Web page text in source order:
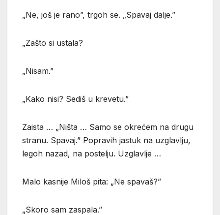
„Ne, još je rano”, trgoh se. „Spavaj dalje.”
„Zašto si ustala?
„Nisam.”
„Kako nisi? Sediš u krevetu.”
Zaista … „Ništa … Samo se okrećem na drugu
stranu. Spavaj.” Popravih jastuk na uzglavlju,
legoh nazad, na postelju. Uzglavlje …
Malo kasnije Miloš pita: „Ne spavaš?”
„Skoro sam zaspala.”